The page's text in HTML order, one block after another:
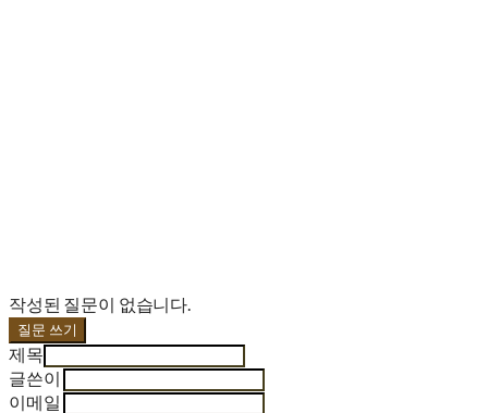
작성된 질문이 없습니다.
질문 쓰기
제목
글쓴이
이메일